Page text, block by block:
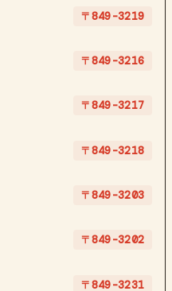
〒849-3219
〒849-3216
〒849-3217
〒849-3218
〒849-3203
〒849-3202
〒849-3231